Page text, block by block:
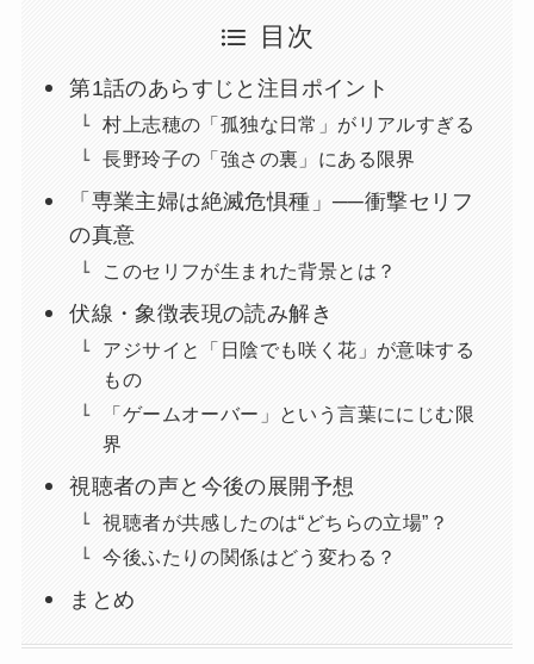
目次
第1話のあらすじと注目ポイント
村上志穂の「孤独な日常」がリアルすぎる
長野玲子の「強さの裏」にある限界
「専業主婦は絶滅危惧種」──衝撃セリフ
の真意
このセリフが生まれた背景とは？
伏線・象徴表現の読み解き
アジサイと「日陰でも咲く花」が意味する
もの
「ゲームオーバー」という言葉ににじむ限
界
視聴者の声と今後の展開予想
視聴者が共感したのは“どちらの立場”？
今後ふたりの関係はどう変わる？
まとめ